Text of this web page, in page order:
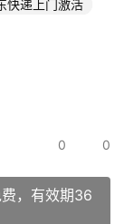
快递上门激活
0 0
，有效期36